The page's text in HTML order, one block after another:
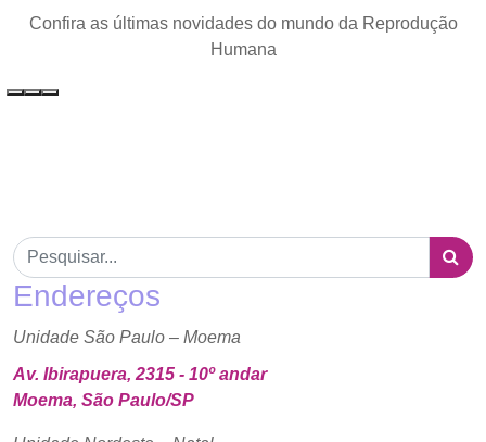
Confira as últimas novidades do mundo da Reprodução
Humana
Endereços
Unidade São Paulo – Moema
Av. Ibirapuera, 2315 - 10º andar
Moema, São Paulo/SP